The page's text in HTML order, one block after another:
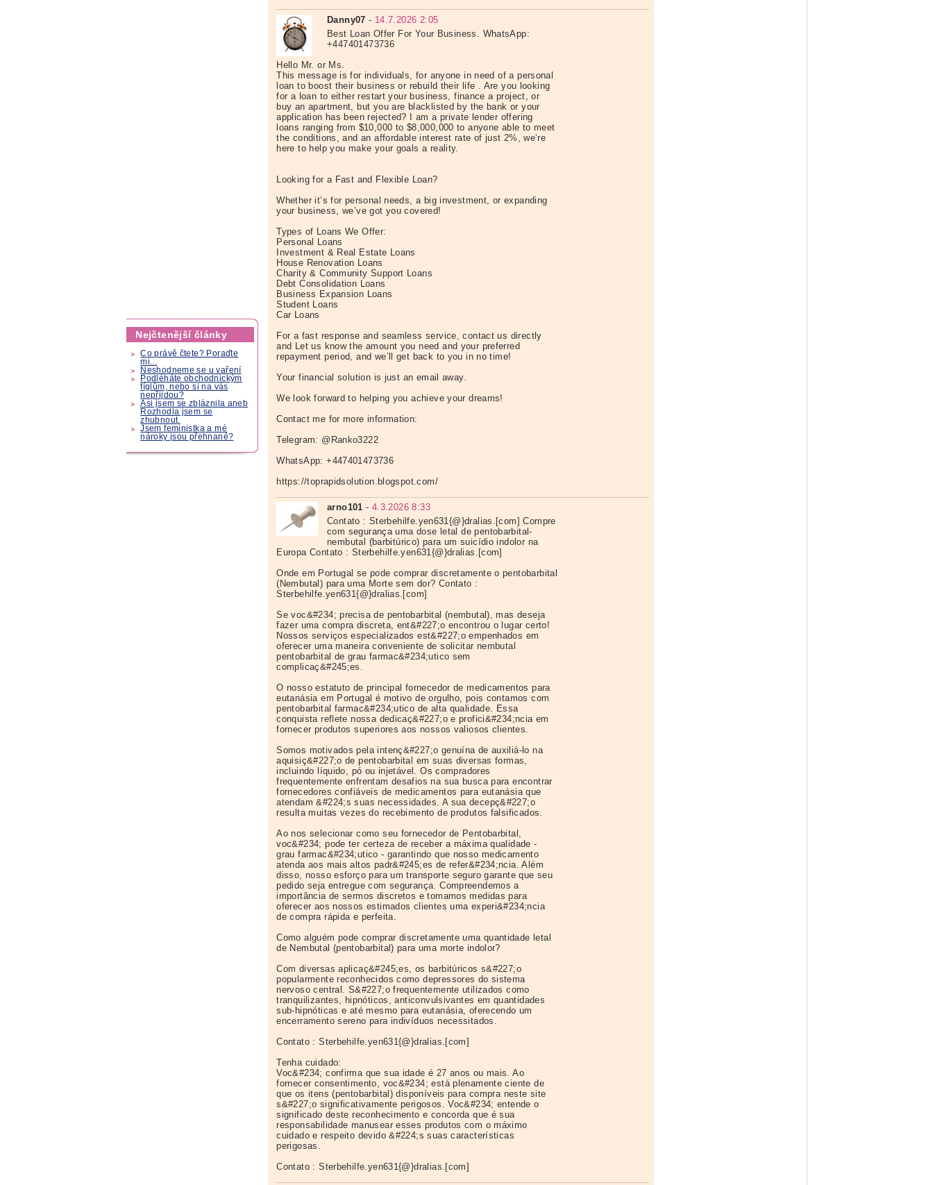
Nejčtenější články
Co právě čtete? Poraďte
mi...
Neshodneme se u vaření
Podléháte obchodnickým
fíglům, nebo si na vás
nepřijdou?
Asi jsem se zbláznila aneb
Rozhodla jsem se
zhubnout.
Jsem feministka a mé
nároky jsou přehnané?
Danny07 - 14.7.2026 2:05
Best Loan Offer For Your Business. WhatsApp:
+447401473736
Hello Mr. or Ms.
This message is for individuals, for anyone in need of a personal
loan to boost their business or rebuild their life . Are you looking
for a loan to either restart your business, finance a project, or
buy an apartment, but you are blacklisted by the bank or your
application has been rejected? I am a private lender offering
loans ranging from $10,000 to $8,000,000 to anyone able to meet
the conditions, and an affordable interest rate of just 2%, we’re
here to help you make your goals a reality.
Looking for a Fast and Flexible Loan?
Whether it’s for personal needs, a big investment, or expanding
your business, we’ve got you covered!
Types of Loans We Offer:
Personal Loans
Investment & Real Estate Loans
House Renovation Loans
Charity & Community Support Loans
Debt Consolidation Loans
Business Expansion Loans
Student Loans
Car Loans
For a fast response and seamless service, contact us directly
and Let us know the amount you need and your preferred
repayment period, and we’ll get back to you in no time!
Your financial solution is just an email away.
We look forward to helping you achieve your dreams!
Contact me for more information:
Telegram: @Ranko3222
WhatsApp: +447401473736
https://toprapidsolution.blogspot.com/
arno101 - 4.3.2026 8:33
Contato : Sterbehilfe.yen631{@}dralias.[com] Compre
com segurança uma dose letal de pentobarbital-
nembutal (barbitúrico) para um suicídio indolor na
Europa Contato : Sterbehilfe.yen631{@}dralias.[com]
Onde em Portugal se pode comprar discretamente o pentobarbital
(Nembutal) para uma Morte sem dor? Contato :
Sterbehilfe.yen631{@}dralias.[com]
Se voc&#234; precisa de pentobarbital (nembutal), mas deseja
fazer uma compra discreta, ent&#227;o encontrou o lugar certo!
Nossos serviços especializados est&#227;o empenhados em
oferecer uma maneira conveniente de solicitar nembutal
pentobarbital de grau farmac&#234;utico sem
complicaç&#245;es.
O nosso estatuto de principal fornecedor de medicamentos para
eutanásia em Portugal é motivo de orgulho, pois contamos com
pentobarbital farmac&#234;utico de alta qualidade. Essa
conquista reflete nossa dedicaç&#227;o e profici&#234;ncia em
fornecer produtos superiores aos nossos valiosos clientes.
Somos motivados pela intenç&#227;o genuína de auxiliá-lo na
aquisiç&#227;o de pentobarbital em suas diversas formas,
incluindo líquido, pó ou injetável. Os compradores
frequentemente enfrentam desafios na sua busca para encontrar
fornecedores confiáveis de medicamentos para eutanásia que
atendam &#224;s suas necessidades. A sua decepç&#227;o
resulta muitas vezes do recebimento de produtos falsificados.
Ao nos selecionar como seu fornecedor de Pentobarbital,
voc&#234; pode ter certeza de receber a máxima qualidade -
grau farmac&#234;utico - garantindo que nosso medicamento
atenda aos mais altos padr&#245;es de refer&#234;ncia. Além
disso, nosso esforço para um transporte seguro garante que seu
pedido seja entregue com segurança. Compreendemos a
importância de sermos discretos e tomamos medidas para
oferecer aos nossos estimados clientes uma experi&#234;ncia
de compra rápida e perfeita.
Como alguém pode comprar discretamente uma quantidade letal
de Nembutal (pentobarbital) para uma morte indolor?
Com diversas aplicaç&#245;es, os barbitúricos s&#227;o
popularmente reconhecidos como depressores do sistema
nervoso central. S&#227;o frequentemente utilizados como
tranquilizantes, hipnóticos, anticonvulsivantes em quantidades
sub-hipnóticas e até mesmo para eutanásia, oferecendo um
encerramento sereno para indivíduos necessitados.
Contato : Sterbehilfe.yen631{@}dralias.[com]
Tenha cuidado:
Voc&#234; confirma que sua idade é 27 anos ou mais. Ao
fornecer consentimento, voc&#234; está plenamente ciente de
que os itens (pentobarbital) disponíveis para compra neste site
s&#227;o significativamente perigosos. Voc&#234; entende o
significado deste reconhecimento e concorda que é sua
responsabilidade manusear esses produtos com o máximo
cuidado e respeito devido &#224;s suas características
perigosas.
Contato : Sterbehilfe.yen631{@}dralias.[com]